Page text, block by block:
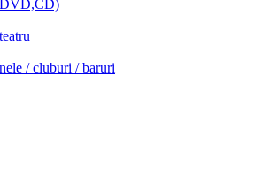
/ cluburi / baruri